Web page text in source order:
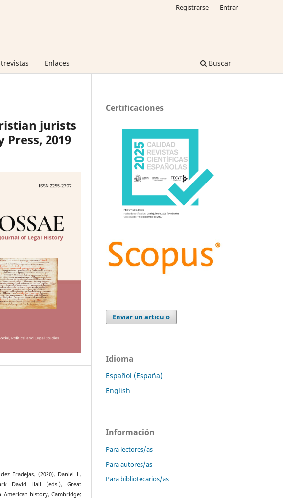
Enlaces Buscar
Registrarse Entrar
jurists
2019
Fradejas. (2020). Daniel L.
David Hall (eds.), Great
American history, Cambridge:
Certificaciones
Enviar un artículo
Idioma
Español (España)
English
Información
Para lectores/as
Para autores/as
Para bibliotecarios/as